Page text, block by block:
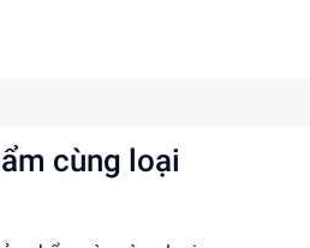
luyện vận động và phối hợp tay mắt
cường sự tự tin và kiên nhẫn cho trẻ
cùng loại